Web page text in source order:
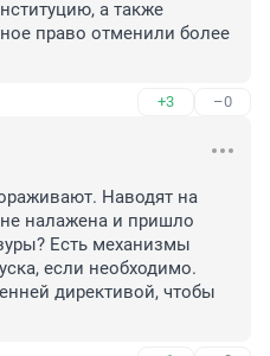
а также
право отменили более
+3 –0
Наводят на
налажена и пришло
Есть механизмы
если необходимо.
директивой, чтобы